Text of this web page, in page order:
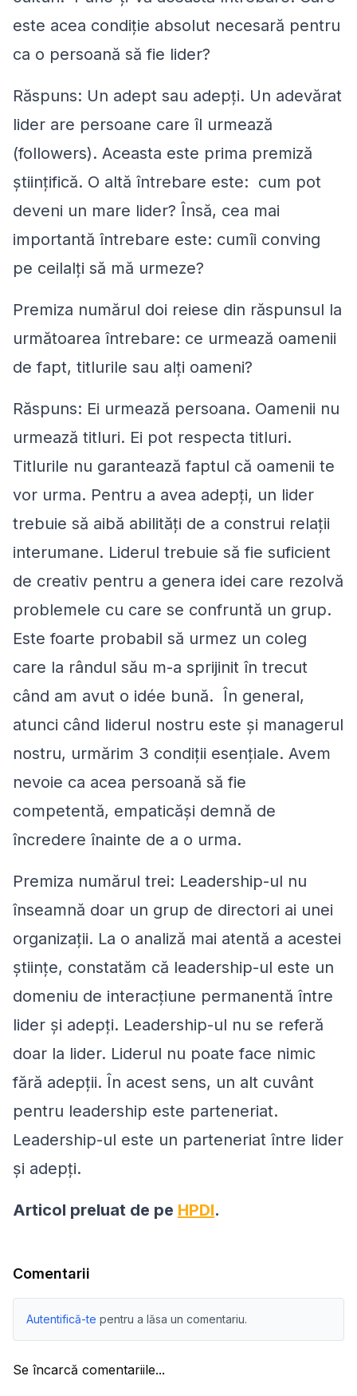
este acea condiţie absolut necesară pentru
ca o persoană să fie lider?
Răspuns: Un adept sau adepți. Un adevărat
lider are persoane care îl urmează
(followers). Aceasta este prima premiză
științifică. O altă întrebare este: cum pot
deveni un mare lider? Însă, cea mai
importantă întrebare este: cumîi conving
pe ceilalţi să mă urmeze?
Premiza numărul doi reiese din răspunsul la
următoarea întrebare: ce urmează oamenii
de fapt, titlurile sau alţi oameni?
Răspuns: Ei urmează persoana. Oamenii nu
urmează titluri. Ei pot respecta titluri.
Titlurile nu garantează faptul că oamenii te
vor urma. Pentru a avea adepți, un lider
trebuie să aibă abilități de a construi relaţii
interumane. Liderul trebuie să fie suficient
de creativ pentru a genera idei care rezolvă
problemele cu care se confruntă un grup.
Este foarte probabil să urmez un coleg
care la rândul său m-a sprijinit în trecut
când am avut o idée bună. În general,
atunci când liderul nostru este şi managerul
nostru, urmărim 3 condiţii esenţiale. Avem
nevoie ca acea persoană să fie
competentă, empaticăși demnă de
încredere înainte de a o urma.
Premiza numărul trei: Leadership-ul nu
înseamnă doar un grup de directori ai unei
organizații. La o analiză mai atentă a acestei
ştiinţe, constatăm că leadership-ul este un
domeniu de interacțiune permanentă între
lider și adepți. Leadership-ul nu se referă
doar la lider. Liderul nu poate face nimic
fără adepții. În acest sens, un alt cuvânt
pentru leadership este parteneriat.
Leadership-ul este un parteneriat între lider
și adepți.
Articol preluat de pe HPDI.
Comentarii
Autentifică-te pentru a lăsa un comentariu.
Se încarcă comentariile...